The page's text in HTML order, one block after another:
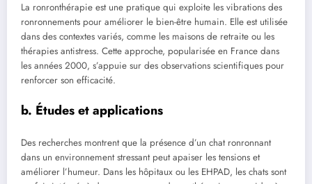
La ronronthérapie est une pratique qui exploite les vibrations des
ronronnements pour améliorer le bien-être humain. Elle est utilisée
dans des contextes variés, comme les maisons de retraite ou les
thérapies antistress. Cette approche, popularisée en France dans
les années 2000, s’appuie sur des observations scientifiques pour
renforcer son efficacité.
b. Études et applications
Des recherches montrent que la présence d’un chat ronronnant
dans un environnement stressant peut apaiser les tensions et
améliorer l’humeur. Dans les hôpitaux ou les EHPAD, les chats sont